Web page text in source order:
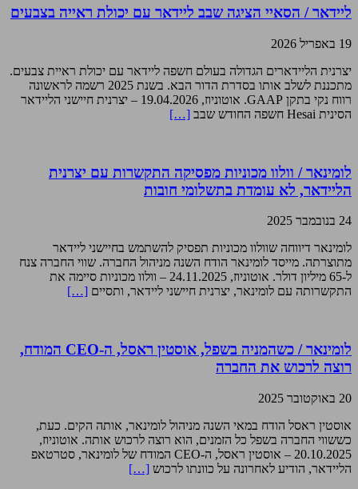
ליידאר / הסאיי הציגה שבב ליידאר עם יכולת ראייה בצבעים
19 באפריל 2026
יצרנית הליידארים הגדולה בעולם חשפה ליידאר עם יכולת ראיית צבעים.
מתכננת לשלב אותו בסדרת הדור הבא. בשנת 2025 רשמה לראשונה
רווח נקי בתקן GAAP. אוטוניוז, 19.04.2026 – יצרנית חיישני הליידאר
הסינית Hesai חשפה החודש שבב
[…]
לומינאר / וולוו מכוניות מפסיקה התקשרות עם יצרנית
הליידאר, לא עומדת בתשלומי חובות
24 בנובמבר 2025
לומינאר דיווחה שוולוו מכוניות תפסיק להשתמש בחיישני ליידאר
מתוצרתה. מייסד לומינאר הודח השנה מניהול החברה. שווי החברה צנח
ל-65 מיליון דולר. אוטוניוז, 24.11.2025 – וולוו מכוניות סיימה את
התקשרותה עם לומינאר, יצרנית חיישני ליידאר, ותסיים […]
לומינאר / כשהמניה בשפל, אוסטין ראסל, ה-CEO המודח,
רוצה לרכוש את החברה
20 באוקטובר 2025
אוסטין ראסל הודח במאי השנה מניהול לומינאר, אותה הקים. כעת,
כששווי החברה בשפל כל הזמנים, הוא רוצה לרכוש אותה. אוטוניוז,
20.10.2025 – אוסטין ראסל, ה-CEO המודח של לומינאר, סטרטאפ
הליידאר, הודיע לאחרונה על כוונתו לרכוש […]